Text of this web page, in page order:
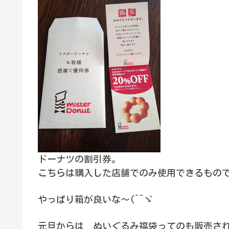
ドーナツの割引券。
こちらは購入した店舗でのみ使用できるもので
やっぱり箱が良いな～(^^ゞ
元旦からは ぬいぐるみ福袋ってのも販売され